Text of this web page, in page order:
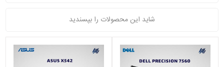
شاید این محصولات را بپسندید